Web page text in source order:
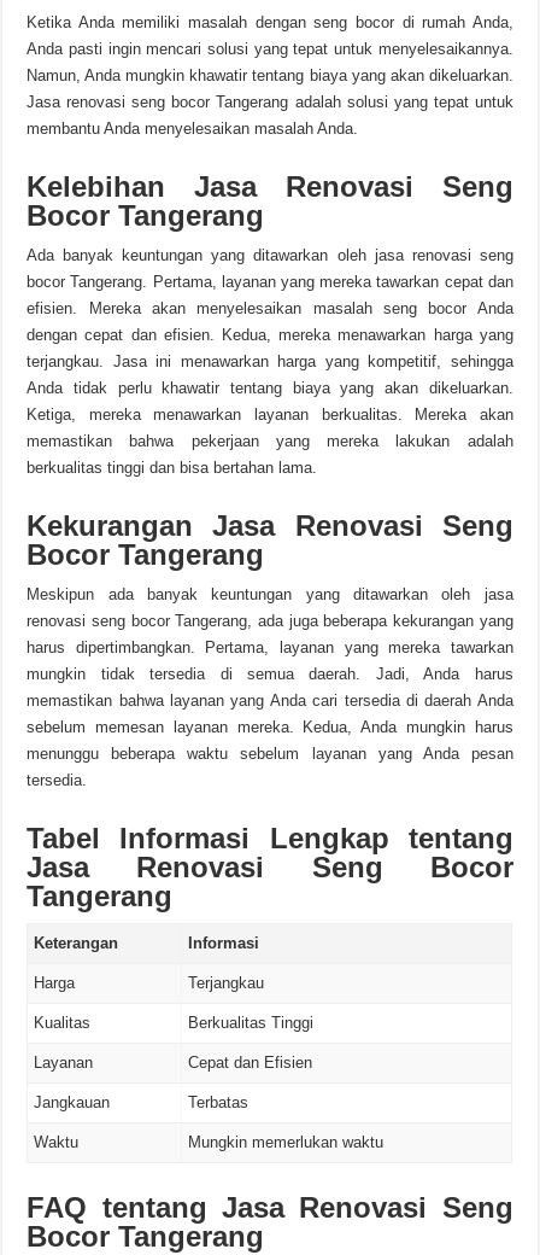
Ketika Anda memiliki masalah dengan seng bocor di rumah Anda,
Anda pasti ingin mencari solusi yang tepat untuk menyelesaikannya.
Namun, Anda mungkin khawatir tentang biaya yang akan dikeluarkan.
Jasa renovasi seng bocor Tangerang adalah solusi yang tepat untuk
membantu Anda menyelesaikan masalah Anda.
Kelebihan Jasa Renovasi Seng
Bocor Tangerang
Ada banyak keuntungan yang ditawarkan oleh jasa renovasi seng
bocor Tangerang. Pertama, layanan yang mereka tawarkan cepat dan
efisien. Mereka akan menyelesaikan masalah seng bocor Anda
dengan cepat dan efisien. Kedua, mereka menawarkan harga yang
terjangkau. Jasa ini menawarkan harga yang kompetitif, sehingga
Anda tidak perlu khawatir tentang biaya yang akan dikeluarkan.
Ketiga, mereka menawarkan layanan berkualitas. Mereka akan
memastikan bahwa pekerjaan yang mereka lakukan adalah
berkualitas tinggi dan bisa bertahan lama.
Kekurangan Jasa Renovasi Seng
Bocor Tangerang
Meskipun ada banyak keuntungan yang ditawarkan oleh jasa
renovasi seng bocor Tangerang, ada juga beberapa kekurangan yang
harus dipertimbangkan. Pertama, layanan yang mereka tawarkan
mungkin tidak tersedia di semua daerah. Jadi, Anda harus
memastikan bahwa layanan yang Anda cari tersedia di daerah Anda
sebelum memesan layanan mereka. Kedua, Anda mungkin harus
menunggu beberapa waktu sebelum layanan yang Anda pesan
tersedia.
Tabel Informasi Lengkap tentang
Jasa Renovasi Seng Bocor
Tangerang
Keterangan Informasi
Harga Terjangkau
Kualitas Berkualitas Tinggi
Layanan Cepat dan Efisien
Jangkauan Terbatas
Waktu Mungkin memerlukan waktu
FAQ tentang Jasa Renovasi Seng
Bocor Tangerang